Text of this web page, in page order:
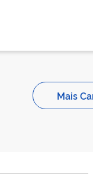
Mais